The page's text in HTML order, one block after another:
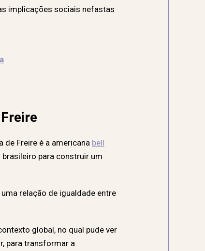
implicações sociais nefastas
de Freire é a americana bell
para construir um
relação de igualdade entre
global, no qual pude ver
para transformar a